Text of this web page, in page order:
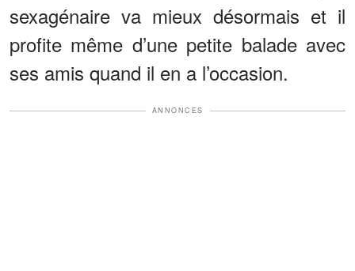
sexagénaire va mieux désormais et il
profite même d’une petite balade avec
ses amis quand il en a l’occasion.
ANNONCES